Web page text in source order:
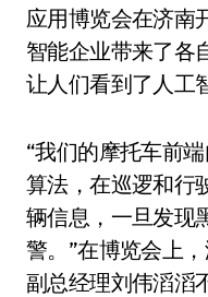
应用博览会在济南
智能企业带来了各
让人们看到了人工
“我们的摩托车前
算法，在巡逻和行
辆信息，一旦发现
警。”在博览会上
副总经理刘伟滔滔